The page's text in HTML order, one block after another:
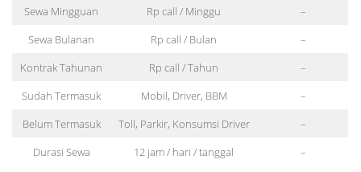
Sewa Mingguan
Rp call / Minggu
–
Sewa Bulanan
Rp call / Bulan
–
Kontrak Tahunan
Rp call / Tahun
–
Sudah Termasuk
Mobil, Driver, BBM
–
Belum Termasuk
Toll, Parkir, Konsumsi Driver
–
Durasi Sewa
12 jam / hari / tanggal –